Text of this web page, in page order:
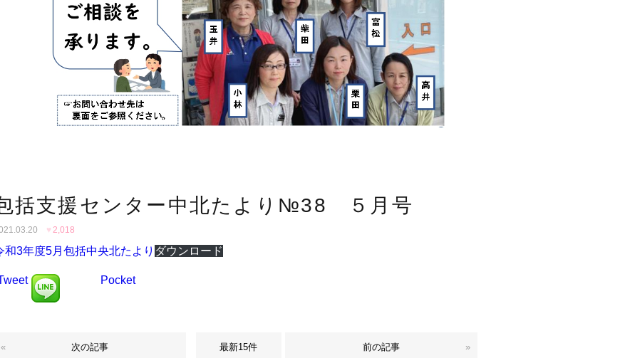
括支援センター中北たより№38 ５月号
♥ 2,018
和3年度5月包括中央北たより ダウンロード
Pocket
次の記事
« 最新15件 前の記事 »